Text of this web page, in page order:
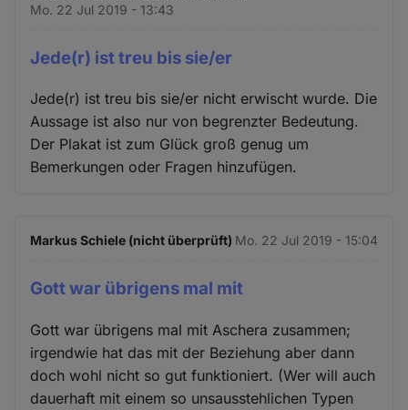
Mo. 22 Jul 2019 - 13:43
Jede(r) ist treu bis sie/er
Jede(r) ist treu bis sie/er nicht erwischt wurde. Die
Aussage ist also nur von begrenzter Bedeutung.
Der Plakat ist zum Glück groß genug um
Bemerkungen oder Fragen hinzufügen.
Markus Schiele (nicht überprüft) Mo. 22 Jul 2019 - 15:04
Gott war übrigens mal mit
Gott war übrigens mal mit Aschera zusammen;
irgendwie hat das mit der Beziehung aber dann
doch wohl nicht so gut funktioniert. (Wer will auch
dauerhaft mit einem so unsausstehlichen Typen